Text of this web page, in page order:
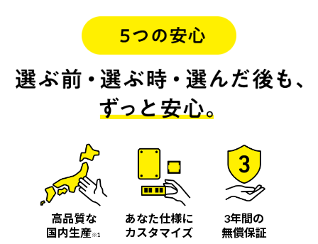
高品質な
国内生産※1
あなた仕様に
カスタマイズ
3年間の
無償保証